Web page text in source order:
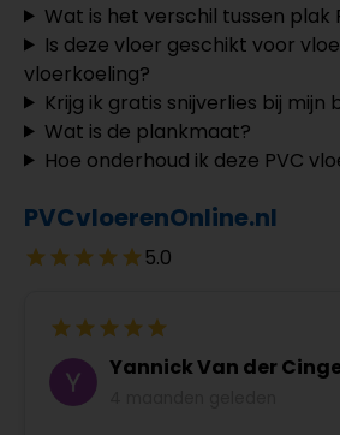
Wat is het verschil tussen plak
Is deze vloer geschikt voor
vloerkoeling?
Krijg ik gratis snijverlies bij mijn
Wat is de plankmaat?
Hoe onderhoud ik deze PVC
PVCvloerenOnline.nl
5.0
Yannick Van der